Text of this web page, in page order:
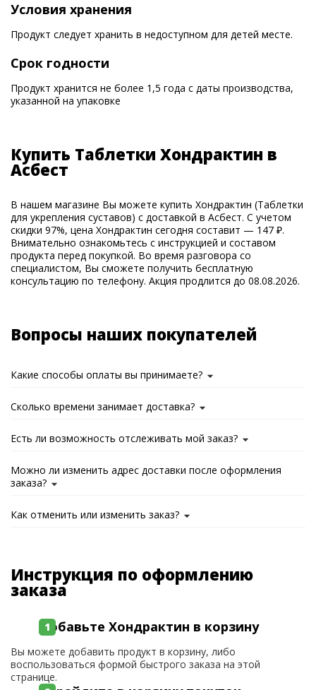
Условия хранения
Продукт следует хранить в недоступном для детей месте.
Срок годности
Продукт хранится не более 1,5 года с даты производства,
указанной на упаковке
Купить Таблетки Хондрактин в
Асбест
В нашем магазине Вы можете купить Хондрактин (Таблетки
для укрепления суставов) с доставкой в Асбест. С учетом
скидки 97%, цена Хондрактин сегодня составит — 147 ₽.
Внимательно ознакомьтесь с инструкцией и составом
продукта перед покупкой. Во время разговора со
специалистом, Вы сможете получить бесплатную
консультацию по телефону. Акция продлится до 08.08.2026.
Вопросы наших покупателей
Какие способы оплаты вы принимаете?
Сколько времени занимает доставка?
Есть ли возможность отслеживать мой заказ?
Можно ли изменить адрес доставки после оформления
заказа?
Как отменить или изменить заказ?
Инструкция по оформлению
заказа
Добавьте Хондрактин в корзину
Вы можете добавить продукт в корзину, либо
воспользоваться формой быстрого заказа на этой
странице.